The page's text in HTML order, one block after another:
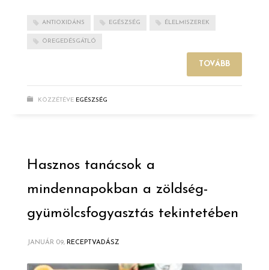
ANTIOXIDÁNS EGÉSZSÉG ÉLELMISZEREK
ÖREGEDÉSGÁTLÓ
TOVÁBB
KÖZZÉTÉVE EGÉSZSÉG
Hasznos tanácsok a
mindennapokban a zöldség-
gyümölcsfogyasztás tekintetében
JANUÁR 09, RECEPTVADÁSZ